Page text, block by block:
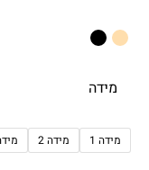
מידה
מידה 1 מידה 2